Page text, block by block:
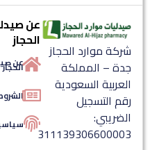
موارد الحجاز
– المملكة
السعودية
التسجيل
عن صيدليات
الحجاز
عن صيدليات
الحجاز
الشروط
سياسية